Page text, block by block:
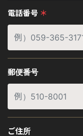
電話番号 ＊
郵便番号
ご住所